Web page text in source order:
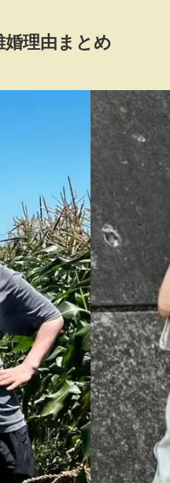
理由まとめ